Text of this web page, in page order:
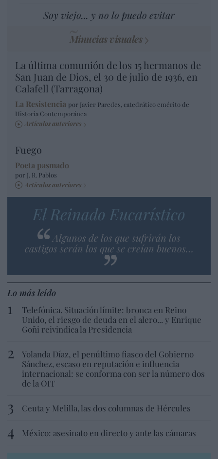
Soy viejo... y no lo puedo evitar
Minucias visuales
La última comunión de los 15 hermanos de
San Juan de Dios, el 30 de julio de 1936, en
Calafell (Tarragona)
La Resistencia por Javier Paredes, catedrático emérito de
Historia Contemporánea
Artículos anteriores
Fuego
Poeta pasmado
por J. R. Pablos
Artículos anteriores
El Reinado Eucarístico
Algunos de los que sufrirán los
castigos serán los que se creían buenos…
Lo más leído
Telefónica. Situación límite: bronca en Reino
Unido, el riesgo de deuda en el alero... y Enrique
Goñi reivindica la Presidencia
Yolanda Díaz, el penúltimo fiasco del Gobierno
Sánchez, escaso en reputación e influencia
internacional: se conforma con ser la número dos
de la OIT
Ceuta y Melilla, las dos columnas de Hércules
México: asesinato en directo y ante las cámaras